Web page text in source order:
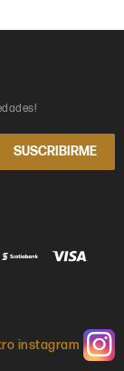
SUSCRIBIRME
